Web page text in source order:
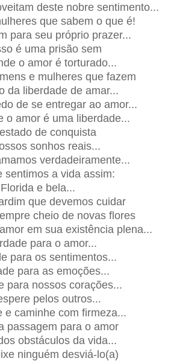
deste nobre sentimento...
que sabem o que é!
para seu próprio prazer...
é uma prisão sem
o amor é torturado...
e mulheres que fazem
da liberdade de amar...
de se entregar ao amor...
o amor é uma liberdade...
de conquista
sonhos reais...
verdadeiramente...
sentimos a vida assim:
Florida e bela...
que devemos cuidar
cheio de novas flores
em sua existência plena...
para o amor...
para os sentimentos...
para as emoções...
para nossos corações...
pelos outros...
e caminhe com firmeza...
passagem para o amor
obstáculos da vida...
ninguém desviá-lo(a)